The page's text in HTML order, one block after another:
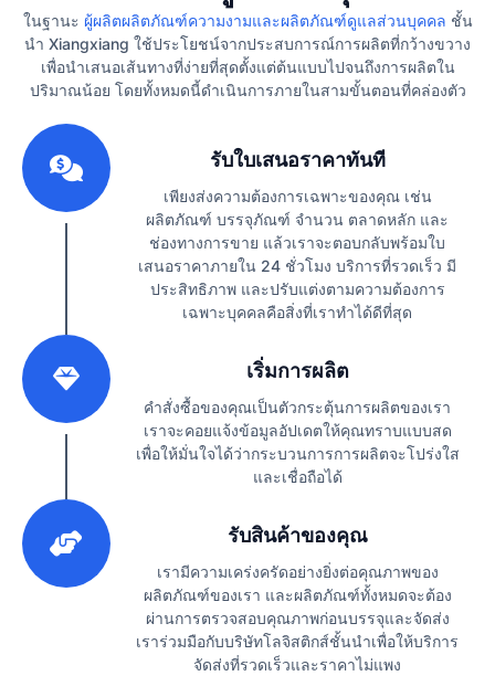
ในฐานะ ผู้ผลิตผลิตภัณฑ์ความงามและผลิตภัณฑ์ดูแลส่วนบุคคล ชั้น
นำ Xiangxiang ใช้ประโยชน์จากประสบการณ์การผลิตที่กว้างขวาง
เพื่อนำเสนอเส้นทางที่ง่ายที่สุดตั้งแต่ต้นแบบไปจนถึงการผลิตใน
ปริมาณน้อย โดยทั้งหมดนี้ดำเนินการภายในสามขั้นตอนที่คล่องตัว
รับใบเสนอราคาทันที
เพียงส่งความต้องการเฉพาะของคุณ เช่น
ผลิตภัณฑ์ บรรจุภัณฑ์ จำนวน ตลาดหลัก และ
ช่องทางการขาย แล้วเราจะตอบกลับพร้อมใบ
เสนอราคาภายใน 24 ชั่วโมง บริการที่รวดเร็ว มี
ประสิทธิภาพ และปรับแต่งตามความต้องการ
เฉพาะบุคคลคือสิ่งที่เราทำได้ดีที่สุด
เริ่มการผลิต
คำสั่งซื้อของคุณเป็นตัวกระตุ้นการผลิตของเรา
เราจะคอยแจ้งข้อมูลอัปเดตให้คุณทราบแบบสด
เพื่อให้มั่นใจได้ว่ากระบวนการการผลิตจะโปร่งใส
และเชื่อถือได้
รับสินค้าของคุณ
เรามีความเคร่งครัดอย่างยิ่งต่อคุณภาพของ
ผลิตภัณฑ์ของเรา และผลิตภัณฑ์ทั้งหมดจะต้อง
ผ่านการตรวจสอบคุณภาพก่อนบรรจุและจัดส่ง
เราร่วมมือกับบริษัทโลจิสติกส์ชั้นนำเพื่อให้บริการ
จัดส่งที่รวดเร็วและราคาไม่แพง